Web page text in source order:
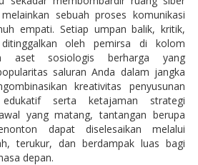
sebuah proses komunikasi
empati. Setiap umpan balik, kritik,
oleh pemirsa di kolom
aset sosiologis berharga yang
saluran Anda dalam jangka
kreativitas penyusunan
serta ketajaman strategi
yang matang, tantangan berupa
dapat diselesaikan melalui
terukur, dan berdampak luas bagi
depan.